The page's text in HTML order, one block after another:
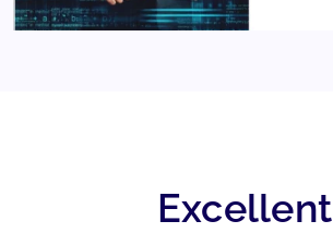
Excellent